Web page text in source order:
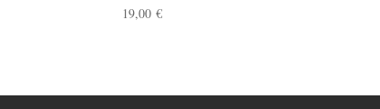
19,00€